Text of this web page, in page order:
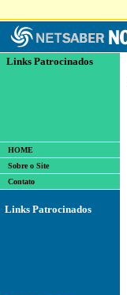
Links Patrocinados
HOME
Sobre o Site
Contato
Links Patrocinados